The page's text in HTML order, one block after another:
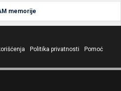
memorije
Politika privatnosti
Pomoć